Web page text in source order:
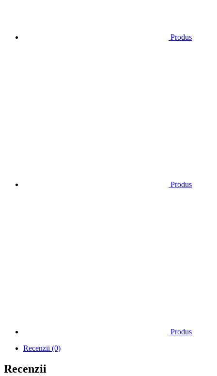
Produs
Produs
Produs
Recenzii (0)
Recenzii